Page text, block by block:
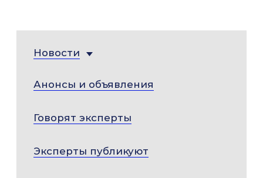
Новости
Анонсы и объявления
Говорят эксперты
Эксперты публикуют